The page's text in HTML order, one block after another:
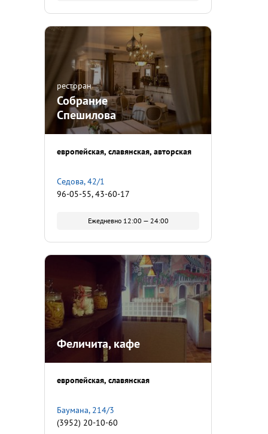
ресторан
Собрание
Спешилова
европейская славянская авторская
Седова, 42/1
96-05-55, 43-60-17
Ежедневно 12:00 — 24:00
Феличита, кафе
европейская славянская
Баумана, 214/3
(3952) 20-10-60